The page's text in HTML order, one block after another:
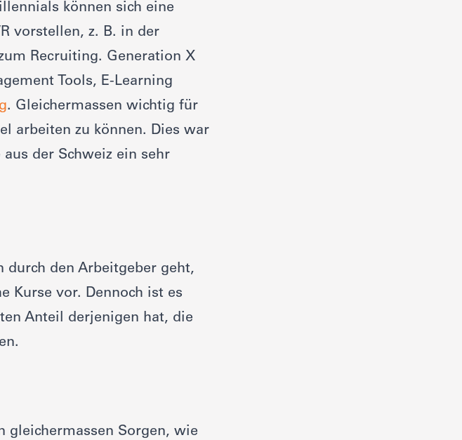
können sich eine
vorstellen, z. B. in der
Recruiting. Generation X
Tools, E-Learning
. Gleichermassen wichtig für
arbeiten zu können. Dies war
der Schweiz ein sehr
durch den Arbeitgeber geht,
Kurse vor. Dennoch ist es
Anteil derjenigen hat, die
gleichermassen Sorgen, wie